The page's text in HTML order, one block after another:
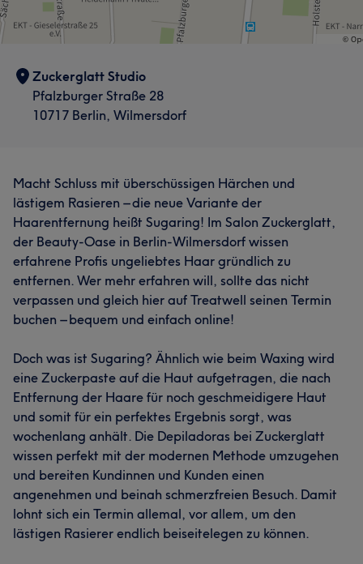
Zuckerglatt Studio
Pfalzburger Straße 28
10717 Berlin, Wilmersdorf
Macht Schluss mit überschüssigen Härchen und
lästigem Rasieren – die neue Variante der
Haarentfernung heißt Sugaring! Im Salon Zuckerglatt,
der Beauty-Oase in Berlin-Wilmersdorf wissen
erfahrene Profis ungeliebtes Haar gründlich zu
entfernen. Wer mehr erfahren will, sollte das nicht
verpassen und gleich hier auf Treatwell seinen Termin
buchen – bequem und einfach online!
Doch was ist Sugaring? Ähnlich wie beim Waxing wird
eine Zuckerpaste auf die Haut aufgetragen, die nach
Entfernung der Haare für noch geschmeidigere Haut
und somit für ein perfektes Ergebnis sorgt, was
wochenlang anhält. Die Depiladoras bei Zuckerglatt
wissen perfekt mit der modernen Methode umzugehen
und bereiten Kundinnen und Kunden einen
angenehmen und beinah schmerzfreien Besuch. Damit
lohnt sich ein Termin allemal, vor allem, um den
lästigen Rasierer endlich beiseitelegen zu können.